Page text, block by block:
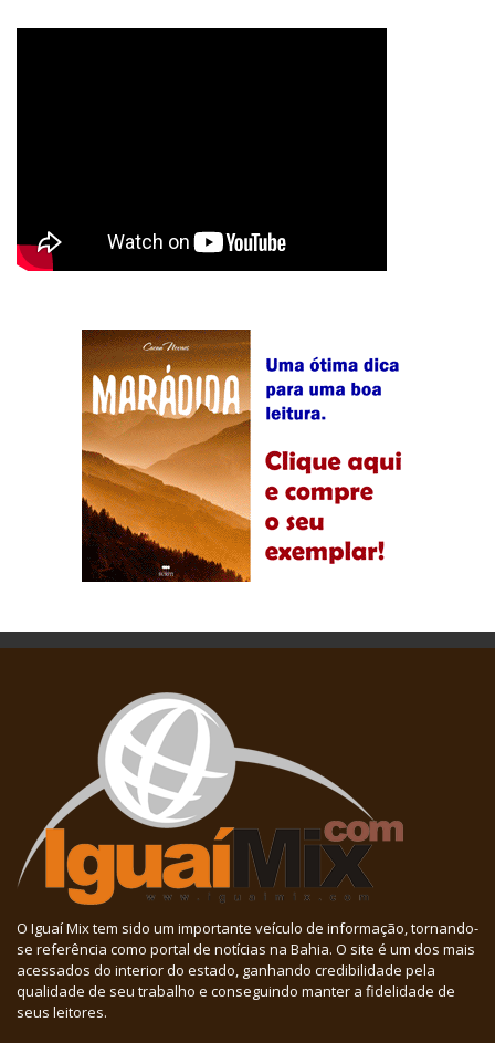
O Iguaí Mix tem sido um importante veículo de informação, tornando-
se referência como portal de notícias na Bahia. O site é um dos mais
acessados do interior do estado, ganhando credibilidade pela
qualidade de seu trabalho e conseguindo manter a fidelidade de
seus leitores.